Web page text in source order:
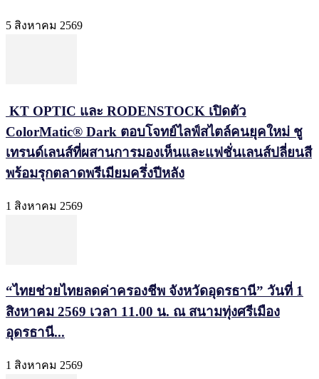
5 สิงหาคม 2569
KT OPTIC และ RODENSTOCK เปิดตัว
ColorMatic® Dark ตอบโจทย์ไลฟ์สไตล์คนยุคใหม่ ชู
เทรนด์เลนส์ที่ผสานการมองเห็นและแฟชั่นเลนส์ปลี่ยนสี
พร้อมรุกตลาดพรีเมียมครึ่งปีหลัง
1 สิงหาคม 2569
“ไทยช่วยไทยลดค่าครองชีพ จังหวัดอุดรธานี” วันที่ 1
สิงหาคม 2569 เวลา 11.00 น. ณ สนามทุ่งศรีเมือง
อุดรธานี...
1 สิงหาคม 2569